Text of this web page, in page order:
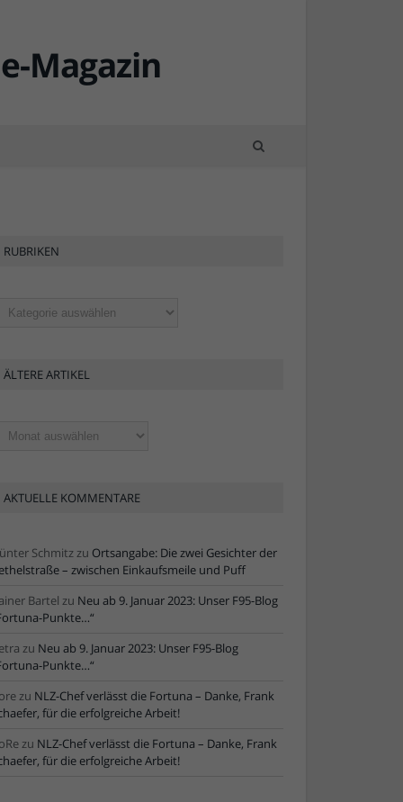
RUBRIKEN
ÄLTERE ARTIKEL
AKTUELLE KOMMENTARE
Schmitzzu Ortsangabe: Die zwei Gesichter der
– zwischen Einkaufsmeile und Puff
Bartel zu Neu ab 9. Januar 2023: Unser F95-Blog
Punkte…“
zu Neu ab 9. Januar 2023: Unser F95-Blog
Punkte…“
zu NLZ-Chef verlässt die Fortuna – Danke, Frank
für die erfolgreiche Arbeit!
zu NLZ-Chef verlässt die Fortuna – Danke, Frank
für die erfolgreiche Arbeit!